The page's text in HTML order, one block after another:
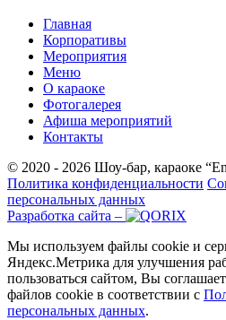
Главная
Корпоративы
Мероприятия
Меню
О караоке
Фотогалерея
Афиша мероприятий
Контакты
© 2020 - 2026 Шоу-бар, караоке
Политика конфиденциальности
персональных данных
Разработка сайта –
Мы используем файлы cookie и
Яндекс.Метрика для улучшения
пользоваться сайтом, Вы
файлов cookie в соответствии с
персональных данных.